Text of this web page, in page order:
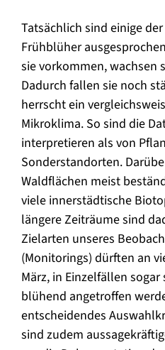
Tatsächlich sind einige
Frühblüher
sie vorkommen, wachsen
Dadurch fallen sie noch
herrscht ein
Mikroklima. So sind die
interpretieren als von
Sonderstandorten.
Waldflächen meist
viele innerstädtische
längere Zeiträume sind
Zielarten unseres
(Monitorings) dürften an
März, in Einzelfällen
blühend angetroffen
entscheidendes
sind zudem